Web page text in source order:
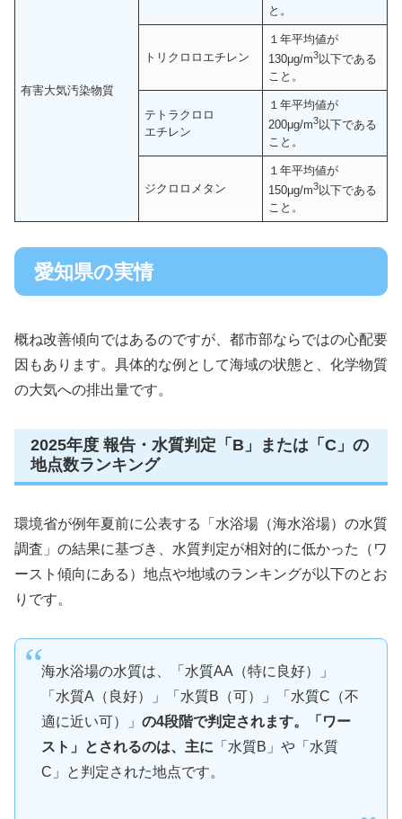
有害大気汚染物質
と。
トリクロロエチレン
１年平均値が
130μg/m3以下である
こと。
テトラクロロ
エチレン
１年平均値が
200μg/m3以下である
こと。
ジクロロメタン
１年平均値が
150μg/m3以下である
こと。
愛知県の実情
概ね改善傾向ではあるのですが、都市部ならではの心配要
因もあります。具体的な例として海域の状態と、化学物質
の大気への排出量です。
2025年度 報告・水質判定「B」または「C」の
地点数ランキング
環境省が例年夏前に公表する「水浴場（海水浴場）の水質
調査」の結果に基づき、水質判定が相対的に低かった（ワ
ースト傾向にある）地点や地域のランキングが以下のとお
りです。
海水浴場の水質は、「水質AA（特に良好）」
「水質A（良好）」「水質B（可）」「水質C（不
適に近い可）」 の4段階で判定されます。「ワー
スト」とされるのは、主に 「水質B」や「水質
C」と判定された地点です。